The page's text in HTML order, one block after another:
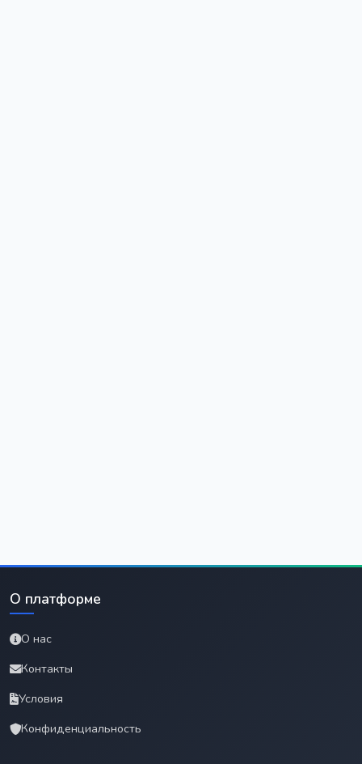
О платформе
О нас
Контакты
Условия
Конфиденциальность